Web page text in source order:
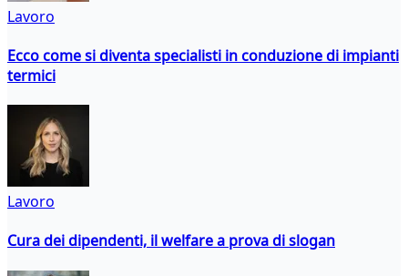
Lavoro
Ecco come si diventa specialisti in conduzione di impianti
termici
Lavoro
Cura dei dipendenti, il welfare a prova di slogan